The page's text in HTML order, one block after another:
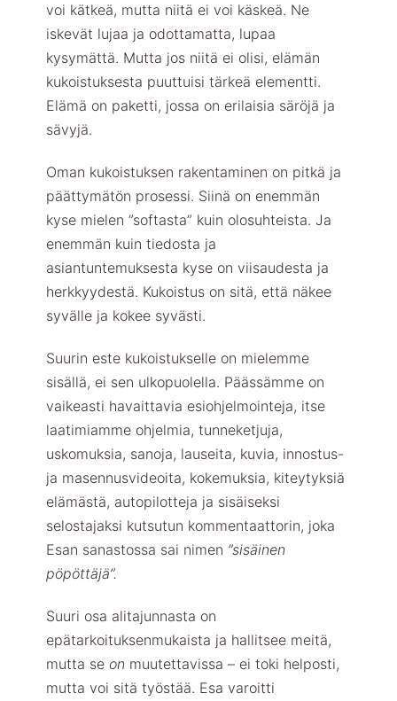
voi kätkeä, mutta niitä ei voi käskeä. Ne
iskevät lujaa ja odottamatta, lupaa
kysymättä. Mutta jos niitä ei olisi, elämän
kukoistuksesta puuttuisi tärkeä elementti.
Elämä on paketti, jossa on erilaisia säröjä ja
sävyjä.
Oman kukoistuksen rakentaminen on pitkä ja
päättymätön prosessi. Siinä on enemmän
kyse mielen ”softasta” kuin olosuhteista. Ja
enemmän kuin tiedosta ja
asiantuntemuksesta kyse on viisaudesta ja
herkkyydestä. Kukoistus on sitä, että näkee
syvälle ja kokee syvästi.
Suurin este kukoistukselle on mielemme
sisällä, ei sen ulkopuolella. Päässämme on
vaikeasti havaittavia esiohjelmointeja, itse
laatimiamme ohjelmia, tunneketjuja,
uskomuksia, sanoja, lauseita, kuvia, innostus-
ja masennusvideoita, kokemuksia, kiteytyksiä
elämästä, autopilotteja ja sisäiseksi
selostajaksi kutsutun kommentaattorin, joka
Esan sanastossa sai nimen ”sisäinen
pöpöttäjä”.
Suuri osa alitajunnasta on
epätarkoituksenmukaista ja hallitsee meitä,
mutta seon muutettavissa – ei toki helposti,
mutta voi sitä työstää. Esa varoitti